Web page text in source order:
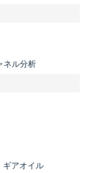
ネル分析
ギアオイル